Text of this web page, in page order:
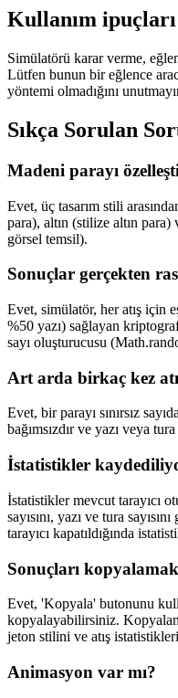
Kullanım ipuçları
Simülatörü karar verme,
Lütfen bunun bir eğlence
yöntemi olmadığını
Sıkça Sorulan
Madeni parayı
Evet, üç tasarım stili
para), altın (stilize altın
görsel temsil).
Sonuçlar gerçekten
Evet, simülatör, her atış için
%50 yazı) sağlayan
sayı oluşturucusu
Art arda birkaç kez
Evet, bir parayı sınırsız
bağımsızdır ve yazı veya
İstatistikler
İstatistikler mevcut tarayıcı
sayısını, yazı ve tura
tarayıcı kapatıldığında
Sonuçları
Evet, 'Kopyala' butonunu
kopyalayabilirsiniz.
jeton stilini ve atış
Animasyon var mı?